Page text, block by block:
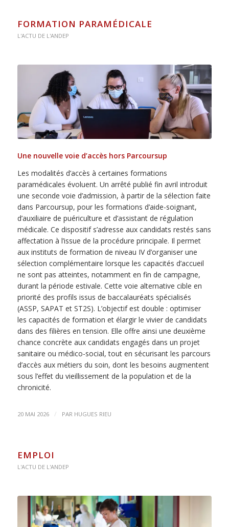
FORMATION PARAMÉDICALE
L'ACTU DE L'ANDEP
Une nouvelle voie d’accès hors Parcoursup
Les modalités d’accès à certaines formations
paramédicales évoluent. Un arrêté publié fin avril introduit
une seconde voie d’admission, à partir de la sélection faite
dans Parcoursup, pour les formations d’aide-soignant,
d’auxiliaire de puériculture et d’assistant de régulation
médicale. Ce dispositif s’adresse aux candidats restés sans
affectation à l’issue de la procédure principale. Il permet
aux instituts de formation de niveau IV d’organiser une
sélection complémentaire lorsque les capacités d’accueil
ne sont pas atteintes, notamment en fin de campagne,
durant la période estivale. Cette voie alternative cible en
priorité des profils issus de baccalauréats spécialisés
(ASSP, SAPAT et ST2S). L’objectif est double : optimiser
les capacités de formation et élargir le vivier de candidats
dans des filières en tension. Elle offre ainsi une deuxième
chance concrète aux candidats engagés dans un projet
sanitaire ou médico-social, tout en sécurisant les parcours
d’accès aux métiers du soin, dont les besoins augmentent
sous l’effet du vieillissement de la population et de la
chronicité.
20 MAI 2026 / PAR HUGUES RIEU
EMPLOI
L'ACTU DE L'ANDEP